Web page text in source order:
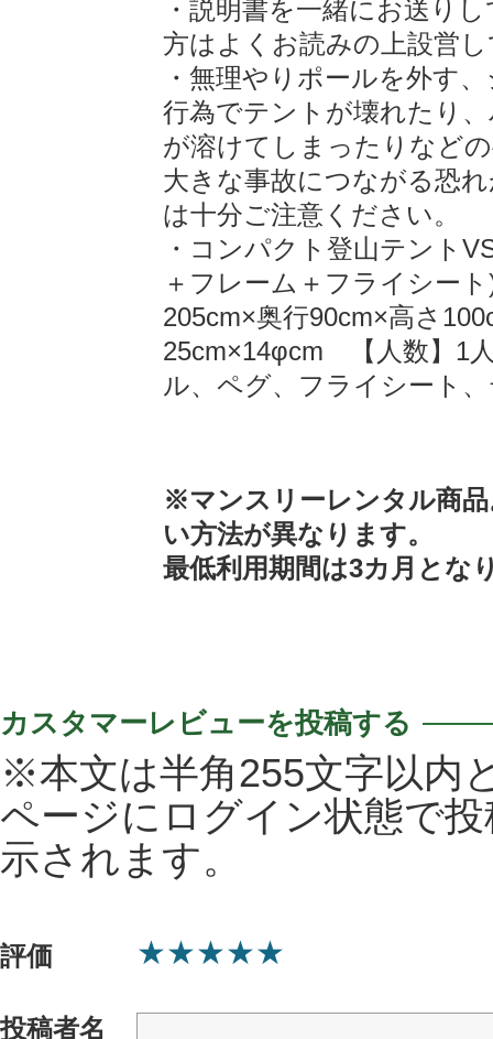
・説明書を一緒にお送り
方はよくお読みの上設営
・無理やりポールを外す
行為でテントが壊れたり
が溶けてしまったりなど
大きな事故につながる恐
は十分ご注意ください。
・コンパクト登山テント
＋フレーム＋フライシー
205cm×奥行90cm×高さ
25cm×14φcm 【人数】1
ル、ペグ、フライシート
※マンスリーレンタル商
い方法が異なります。
最低利用期間は3カ月とな
カスタマーレビューを投稿する
※本文は半角255文字以内
ページにログイン状態で
示されます。
評価 ★★★★★
投稿者名